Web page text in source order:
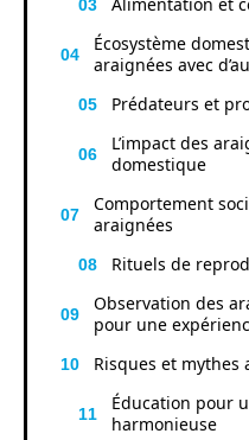
Écosystème
araignées avec
Prédateurs et
L’impact des
domestique
Comportement
araignées
Rituels de
Observation des
pour une
Risques et mythes
Éducation pour
harmonieuse